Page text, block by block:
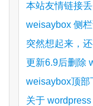
本站友情链接
weisaybox 侧
新的
突然想起来，
更新6.9后删除
weisaybox顶部
关于